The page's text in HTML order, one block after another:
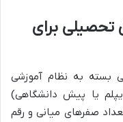
تحصیلی برای
بسته به نظام آموزشی
یا پیش دانشگاهی)
صفرهای میانی و رقم